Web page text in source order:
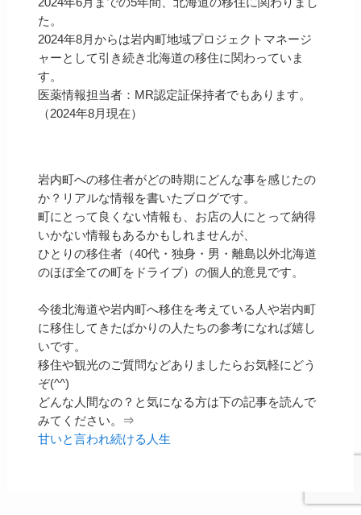
2024年6月までの5年間、北海道の移住に関わりまし
た。
2024年8月からは岩内町地域プロジェクトマネージ
ャーとして引き続き北海道の移住に関わっていま
す。
医薬情報担当者：MR認定証保持者でもあります。
（2024年8月現在）
岩内町への移住者がどの時期にどんな事を感じたの
か？リアルな情報を書いたブログです。
町にとって良くない情報も、お店の人にとって納得
いかない情報もあるかもしれませんが、
ひとりの移住者（40代・独身・男・離島以外北海道
のほぼ全ての町をドライブ）の個人的意見です。
今後北海道や岩内町へ移住を考えている人や岩内町
に移住してきたばかりの人たちの参考になれば嬉し
いです。
移住や観光のご質問などありましたらお気軽にどう
ぞ(^^)
どんな人間なの？と気になる方は下の記事を読んで
みてください。⇒
甘いと言われ続ける人生